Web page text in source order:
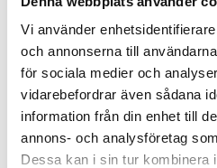
Vi använder
och annonserna till
för sociala medier och
vidarebefordrar även sådana
information från din enhet till
annons- och analysföretag
Dessa kan i sin tur kombinera
JOHANNES EKHOLM
Kärlek liksom
€25.90